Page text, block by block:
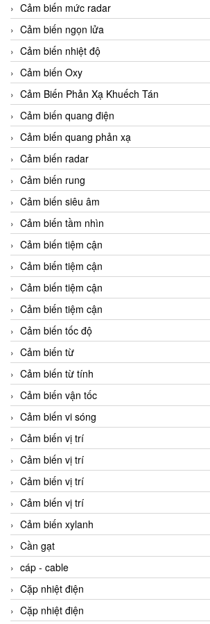
Cảm biến mức radar
Cảm biến ngọn lửa
Cảm biến nhiệt độ
Cảm biến Oxy
Cảm Biến Phản Xạ Khuếch Tán
Cảm biến quang điện
Cảm biến quang phản xạ
Cảm biến radar
Cảm biến rung
Cảm biến siêu âm
Cảm biến tầm nhìn
Cảm biến tiệm cận
Cảm biến tiệm cận
Cảm biến tiệm cận
Cảm biến tiệm cận
Cảm biến tốc độ
Cảm biến từ
Cảm biến từ tính
Cảm biến vận tốc
Cảm biến vi sóng
Cảm biến vị trí
Cảm biến vị trí
Cảm biến vị trí
Cảm biến vị trí
Cảm biến xylanh
Cần gạt
cáp - cable
Cặp nhiệt điện
Cặp nhiệt điện